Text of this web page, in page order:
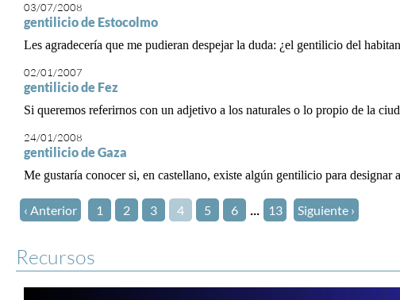
03/07/2008
gentilicio de Estocolmo
Les agradecería que me pudieran despejar la duda: ¿el gentilicio del
02/01/2007
gentilicio de Fez
Si queremos referirnos con un adjetivo a los naturales o lo propio de la
24/01/2008
gentilicio de Gaza
Me gustaría conocer si, en castellano, existe algún gentilicio para designar
‹ Anterior 1 2 3 4 5 6 ... 13 Siguiente ›
Recursos